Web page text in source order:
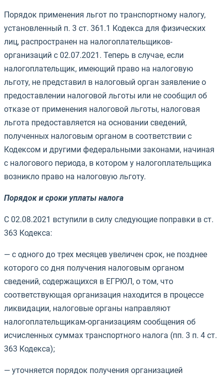
Порядок применения льгот по транспортному налогу,
установленный п. 3 ст. 361.1 Кодекса для физических
лиц, распространен на налогоплательщиков-
организаций с 02.07.2021. Теперь в случае, если
налогоплательщик, имеющий право на налоговую
льготу, не представил в налоговый орган заявление о
предоставлении налоговой льготы или не сообщил об
отказе от применения налоговой льготы, налоговая
льгота предоставляется на основании сведений,
полученных налоговым органом в соответствии с
Кодексом и другими федеральными законами, начиная
с налогового периода, в котором у налогоплательщика
возникло право на налоговую льготу.
Порядок и сроки уплаты налога
С 02.08.2021 вступили в силу следующие поправки в ст.
363 Кодекса:
— с одного до трех месяцев увеличен срок, не позднее
которого со дня получения налоговым органом
сведений, содержащихся в ЕГРЮЛ, о том, что
соответствующая организация находится в процессе
ликвидации, налоговые органы направляют
налогоплательщикам-организациям сообщения об
исчисленных суммах транспортного налога (пп. 3 п. 4 ст.
363 Кодекса);
— уточняется порядок получения организацией